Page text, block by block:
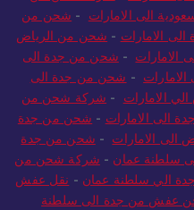
الى الامارات - شحن من
الامارات - شحن من الرياض
الامارات - شحن من جدة الى
- شحن من جدة الى
الامارات - شركة شحن من
الى الامارات - شحن من جدة
الى الامارات - شحن من جدة
سلطنة عمان - شركة شحن من
الي سلطنة عمان - نقل عفش
عفش من جدة الى سلطنة